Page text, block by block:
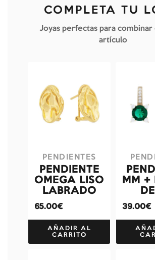
COMPLETA TU
Joyas perfectas para combinar
artículo
PENDIENTES
PENDIENTE
OMEGA LISO
LABRADO
65.00€
AÑADIR AL
CARRITO
MM +
39.00€